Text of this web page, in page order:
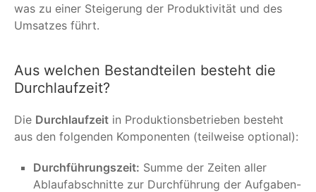
was zu einer Steigerung der Produktivität und des
Umsatzes führt.
Aus welchen Bestandteilen besteht die
Durchlaufzeit?
Die Durchlaufzeit in Produktionsbetrieben besteht
aus den folgenden Komponenten (teilweise optional):
Durchführungszeit: Summe der Zeiten aller
Ablaufabschnitte zur Durchführung der Aufgaben-